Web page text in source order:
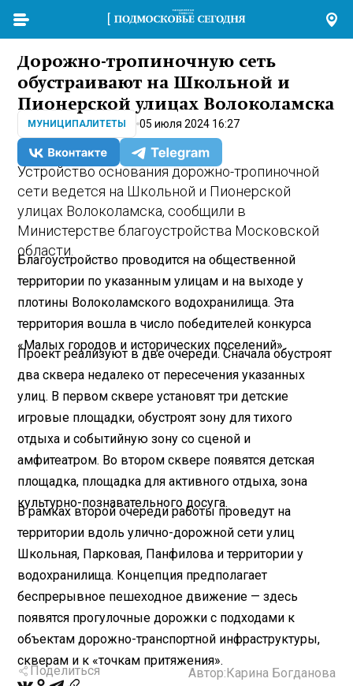
Дорожно-тропиночную сеть
обустраивают на Школьной и
Пионерской улицах Волоколамска
МУНИЦИПАЛИТЕТЫ 05 июля 2024 16:27
Устройство основания дорожно-тропиночной
сети ведется на Школьной и Пионерской
улицах Волоколамска, сообщили в
Министерстве благоустройства Московской
области.
Благоустройство проводится на общественной
территории по указанным улицам и на выходе у
плотины Волоколамского водохранилища. Эта
территория вошла в число победителей конкурса
«Малых городов и исторических поселений».
Проект реализуют в две очереди. Сначала обустроят
два сквера недалеко от пересечения указанных
улиц. В первом сквере установят три детские
игровые площадки, обустроят зону для тихого
отдыха и событийную зону со сценой и
амфитеатром. Во втором сквере появятся детская
площадка, площадка для активного отдыха, зона
культурно-познавательного досуга.
В рамках второй очереди работы проведут на
территории вдоль улично-дорожной сети улиц
Школьная, Парковая, Панфилова и территории у
водохранилища. Концепция предполагает
беспрерывное пешеходное движение — здесь
появятся прогулочные дорожки с подходами к
объектам дорожно-транспортной инфраструктуры,
скверам и к «точкам притяжения».
Поделиться Автор: Карина Богданова